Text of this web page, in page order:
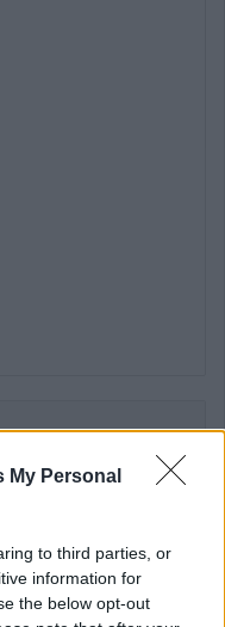
My Personal
to third parties, or
information for
the below opt-out
10 %